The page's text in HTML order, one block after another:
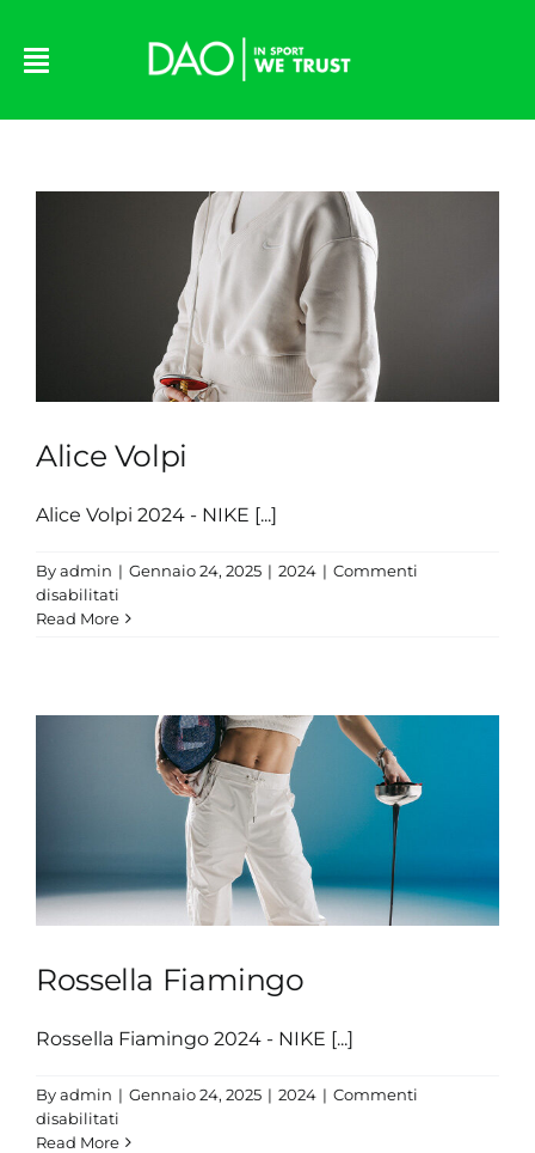
content
Alice Volpi
Alice Volpi 2024 - NIKE [...]
Byadmin | Gennaio 24, 2025 | 2024 | Commenti
disabilitati
Alice
Read More
Rossella Fiamingo
Rossella Fiamingo 2024 - NIKE [...]
Byadmin | Gennaio 24, 2025 | 2024 | Commenti
disabilitati
Rossella
Read More